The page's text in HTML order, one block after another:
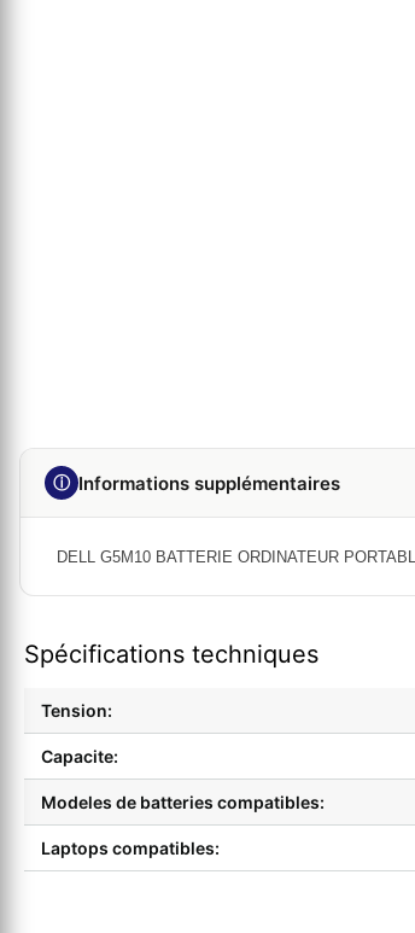
ⓘ Informations supplémentaires
DELL G5M10 BATTERIE ORDINATEUR
Spécifications techniques
Tension:
Capacite:
Modeles de batteries compatibles:
Laptops compatibles: